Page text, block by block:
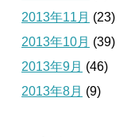
2013年11月 (23)
2013年10月 (39)
2013年9月 (46)
2013年8月 (9)